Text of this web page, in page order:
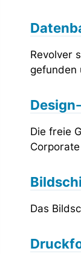
Revolver
gefunden
Die freie
Das